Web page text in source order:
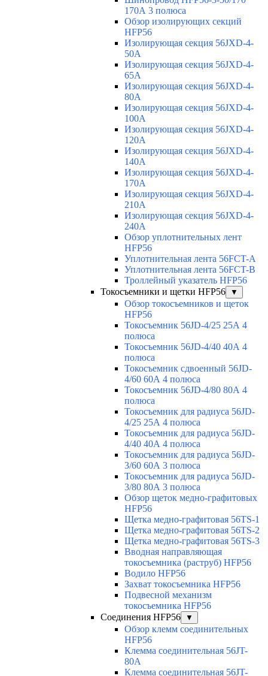
170А 3 полюса
Обзор изолирующих секций
HFP56
Изолирующая секция 56JXD-4-
50A
Изолирующая секция 56JXD-4-
65A
Изолирующая секция 56JXD-4-
80A
Изолирующая секция 56JXD-4-
100A
Изолирующая секция 56JXD-4-
120A
Изолирующая секция 56JXD-4-
140A
Изолирующая секция 56JXD-4-
170A
Изолирующая секция 56JXD-4-
210A
Изолирующая секция 56JXD-4-
240A
Обзор уплотнительных лент
HFP56
Уплотнительная лента 56FCT-A
Уплотнительная лента 56FCT-B
Троллейный указатель HFP56
Токосъемники и щетки HFP56
▼
Обзор токосъемников и щеток
HFP56
Токосъемник 56JD-4/25 25А 4
полюса
Токосъемник 56JD-4/40 40А 4
полюса
Токосъемник сдвоенный 56JD-
4/60 60А 4 полюса
Токосъемник 56JD-4/80 80А 4
полюса
Токосъемник для радиуса 56JD-
4/25 25А 4 полюса
Токосъемник для радиуса 56JD-
4/40 40А 4 полюса
Токосъемник для радиуса 56JD-
3/60 60А 3 полюса
Токосъемник для радиуса 56JD-
3/80 80А 3 полюса
Обзор щеток медно-графитовых
HFP56
Щетка медно-графитовая 56TS-1
Щетка медно-графитовая 56TS-2
Щетка медно-графитовая 56TS-3
Вводная направляющая
токосъемника (раструб) HFP56
Водило HFP56
Захват токосъемника HFP56
Подвесной механизм
токосъемника HFP56
Соединения HFP56
▼
Обзор клемм соединительных
HFP56
Клемма соединительная 56JT-
80A
Клемма соединительная 56JT-